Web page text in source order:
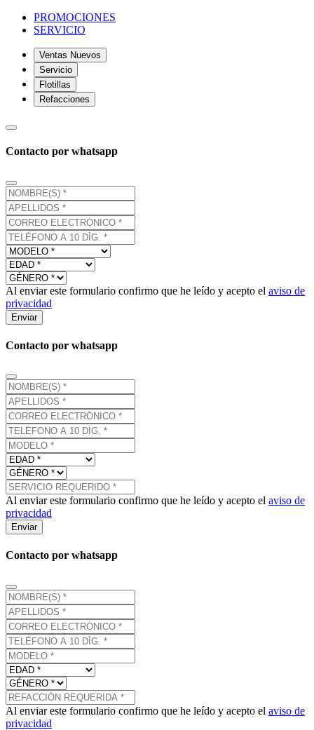
PROMOCIONES
SERVICIO
Ventas Nuevos
Servicio
Flotillas
Refacciones
Contacto por whatsapp
Al enviar este formulario confirmo que he leído y acepto el aviso de
privacidad
Enviar
Contacto por whatsapp
Al enviar este formulario confirmo que he leído y acepto el aviso de
privacidad
Enviar
Contacto por whatsapp
Al enviar este formulario confirmo que he leído y acepto el aviso de
privacidad